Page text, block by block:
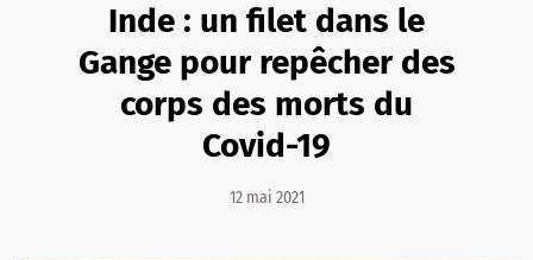
Inde : un filet dans le
Gange pour repêcher des
corps des morts du
Covid-19
12 mai 2021